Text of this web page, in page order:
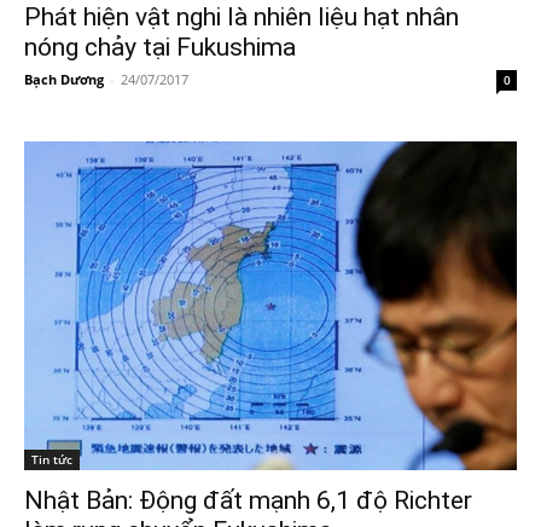
Phát hiện vật nghi là nhiên liệu hạt nhân
nóng chảy tại Fukushima
Bạch Dương - 24/07/2017 0
Tin tức
Nhật Bản: Động đất mạnh 6,1 độ Richter